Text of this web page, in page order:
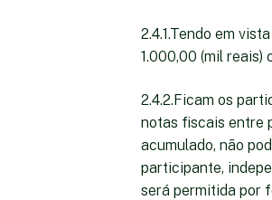
2.4.1.Tendo em
1.000,00 (mil reais)
2.4.2.Ficam os
notas fiscais entre
acumulado, não
participante,
será permitida por